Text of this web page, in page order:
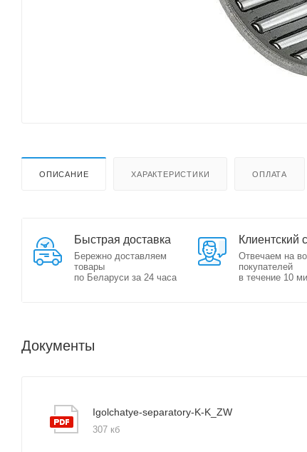
ОПИСАНИЕ ХАРАКТЕРИСТИКИ ОПЛАТА
Быстрая доставка
Бережно доставляем
товары
по Беларуси за 24 часа
Клиентский
Отвечаем на
покупателей
в течение 10
Документы
Igolchatye-separatory-K-K_ZW
307 кб